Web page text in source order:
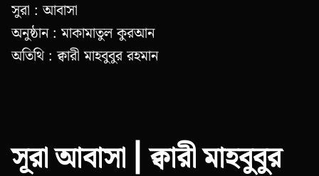
সুরা : আবাসা
অনুষ্ঠান : মাকামাতুল কুরআন
অতিথি : ক্বারী মাহবুবুর রহমান
সূরা আবাসা | ক্বারী মাহবুবুর